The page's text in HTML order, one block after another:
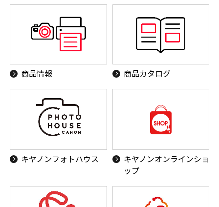
商品情報 商品カタログ
キヤノンフォトハウス
キヤノンオンラインショ
ップ